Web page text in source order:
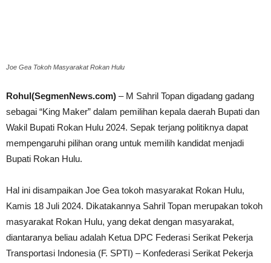
Joe Gea Tokoh Masyarakat Rokan Hulu
Rohul(SegmenNews.com) – M Sahril Topan digadang gadang
sebagai “King Maker” dalam pemilihan kepala daerah Bupati dan
Wakil Bupati Rokan Hulu 2024. Sepak terjang politiknya dapat
mempengaruhi pilihan orang untuk memilih kandidat menjadi
Bupati Rokan Hulu.
Hal ini disampaikan Joe Gea tokoh masyarakat Rokan Hulu,
Kamis 18 Juli 2024. Dikatakannya Sahril Topan merupakan tokoh
masyarakat Rokan Hulu, yang dekat dengan masyarakat,
diantaranya beliau adalah Ketua DPC Federasi Serikat Pekerja
Transportasi Indonesia (F. SPTI) – Konfederasi Serikat Pekerja